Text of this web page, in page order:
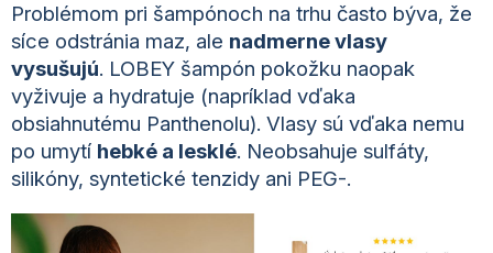
Problémom pri šampónoch na trhu často býva, že
síce odstránia maz, ale nadmerne vlasy
vysušujú. LOBEY šampón pokožku naopak
vyživuje a hydratuje (napríklad vďaka
obsiahnutému Panthenolu). Vlasy sú vďaka nemu
po umytí hebké a lesklé. Neobsahuje sulfáty,
silikóny, syntetické tenzidy ani PEG-.